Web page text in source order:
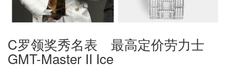
C罗领奖秀名表 最高定价劳力士
GMT-Master II Ice